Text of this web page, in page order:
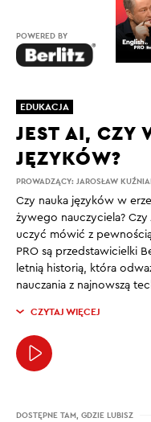
POWERED BY
PROWADZĄCY: JAROSŁAW
JEST AI, CZY
JĘZYKÓW?
Czy nauka języków w
żywego nauczyciela?
uczyć mówić z
PRO są przedstawicielki
letnią historią, która
nauczania z najnowszą
CZYTAJ WIĘCEJ
DOSTĘPNE TAM, GDZIE LUBISZ
EDUKACJA